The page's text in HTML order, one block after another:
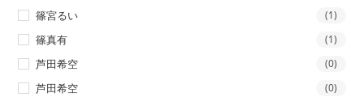
篠宮るい (1)
篠真有 (1)
芦田希空 (0)
芦田希空 (0)